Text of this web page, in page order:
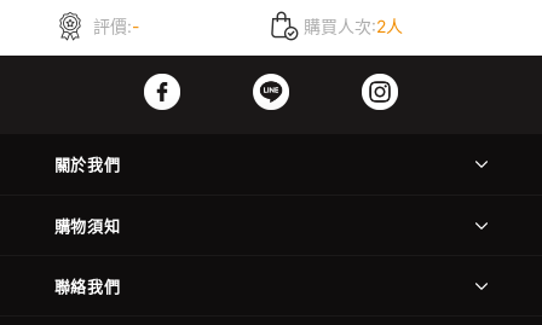
評價:- 購買人次:2人
關於我們
購物須知
聯絡我們